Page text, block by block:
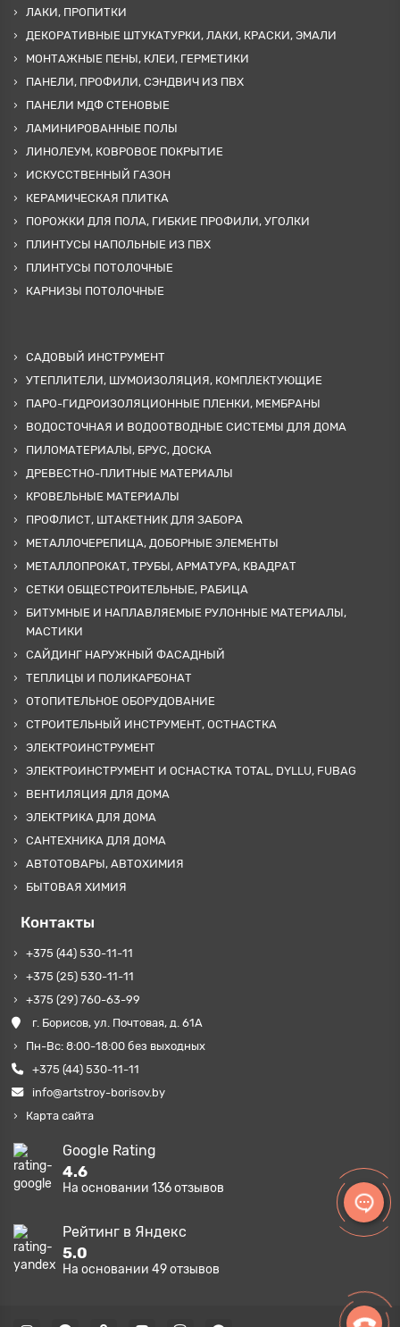
ЛАКИ, ПРОПИТКИ
ДЕКОРАТИВНЫЕ ШТУКАТУРКИ, ЛАКИ, КРАСКИ, ЭМАЛИ
МОНТАЖНЫЕ ПЕНЫ, КЛЕИ, ГЕРМЕТИКИ
ПАНЕЛИ, ПРОФИЛИ, СЭНДВИЧ ИЗ ПВХ
ПАНЕЛИ МДФ СТЕНОВЫЕ
ЛАМИНИРОВАННЫЕ ПОЛЫ
ЛИНОЛЕУМ, КОВРОВОЕ ПОКРЫТИЕ
ИСКУССТВЕННЫЙ ГАЗОН
КЕРАМИЧЕСКАЯ ПЛИТКА
ПОРОЖКИ ДЛЯ ПОЛА, ГИБКИЕ ПРОФИЛИ, УГОЛКИ
ПЛИНТУСЫ НАПОЛЬНЫЕ ИЗ ПВХ
ПЛИНТУСЫ ПОТОЛОЧНЫЕ
КАРНИЗЫ ПОТОЛОЧНЫЕ
САДОВЫЙ ИНСТРУМЕНТ
УТЕПЛИТЕЛИ, ШУМОИЗОЛЯЦИЯ, КОМПЛЕКТУЮЩИЕ
ПАРО-ГИДРОИЗОЛЯЦИОННЫЕ ПЛЕНКИ, МЕМБРАНЫ
ВОДОСТОЧНАЯ И ВОДООТВОДНЫЕ СИСТЕМЫ ДЛЯ ДОМА
ПИЛОМАТЕРИАЛЫ, БРУС, ДОСКА
ДРЕВЕСТНО-ПЛИТНЫЕ МАТЕРИАЛЫ
КРОВЕЛЬНЫЕ МАТЕРИАЛЫ
ПРОФЛИСТ, ШТАКЕТНИК ДЛЯ ЗАБОРА
МЕТАЛЛОЧЕРЕПИЦА, ДОБОРНЫЕ ЭЛЕМЕНТЫ
МЕТАЛЛОПРОКАТ, ТРУБЫ, АРМАТУРА, КВАДРАТ
СЕТКИ ОБЩЕСТРОИТЕЛЬНЫЕ, РАБИЦА
БИТУМНЫЕ И НАПЛАВЛЯЕМЫЕ РУЛОННЫЕ МАТЕРИАЛЫ,
МАСТИКИ
САЙДИНГ НАРУЖНЫЙ ФАСАДНЫЙ
ТЕПЛИЦЫ И ПОЛИКАРБОНАТ
ОТОПИТЕЛЬНОЕ ОБОРУДОВАНИЕ
СТРОИТЕЛЬНЫЙ ИНСТРУМЕНТ, ОСТНАСТКА
ЭЛЕКТРОИНСТРУМЕНТ
ЭЛЕКТРОИНСТРУМЕНТ И ОСНАСТКА TOTAL, DYLLU, FUBAG
ВЕНТИЛЯЦИЯ ДЛЯ ДОМА
ЭЛЕКТРИКА ДЛЯ ДОМА
САНТЕХНИКА ДЛЯ ДОМА
АВТОТОВАРЫ, АВТОХИМИЯ
БЫТОВАЯ ХИМИЯ
Контакты
+375 (44) 530-11-11
+375 (25) 530-11-11
+375 (29) 760-63-99
г. Борисов, ул. Почтовая, д. 61А
Пн-Вс: 8:00-18:00 без выходных
+375 (44) 530-11-11
info@artstroy-borisov.by
Карта сайта
Google Rating
4.6
На основании 136отзывов
Рейтинг в Яндекс
5.0
На основании 49отзывов